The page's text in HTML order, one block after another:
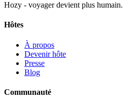
Hozy - voyager devient plus humain.
Hôtes
À propos
Devenir hôte
Presse
Blog
Communauté